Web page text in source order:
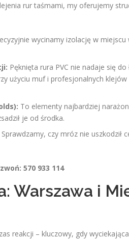
rur taśmami, my oferujemy
wycinamy izolację w
Pęknięta rura PVC nie nadaje się
użyciu muf i profesjonalnych
To elementy najbardziej
je od środka.
Sprawdzamy, czy mróz nie uszkodził
570 933 114
Warszawa i
reakcji – kluczowy, gdy